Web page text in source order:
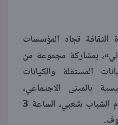
الثقافة تجاه المؤسسات
بمشاركة مجموعة من
المستقلة والكيانات
بالمبنى الاجتماعي،
وعرض غنائي لفرقة أنغام الشباب شعبي، الساعة 3